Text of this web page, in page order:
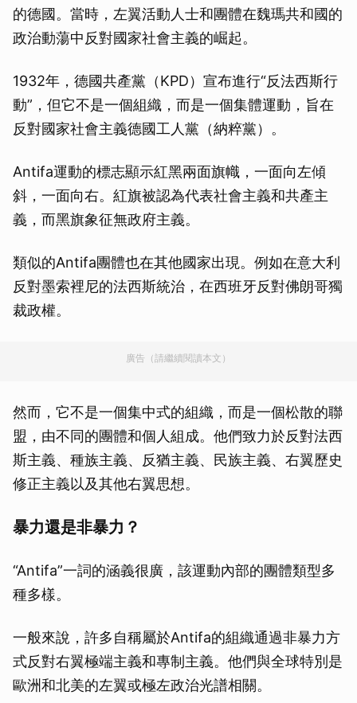
的德國。當時，左翼活動人士和團體在魏瑪共和國的
政治動蕩中反對國家社會主義的崛起。
1932年，德國共產黨（KPD）宣布進行“反法西斯行
動”，但它不是一個組織，而是一個集體運動，旨在
反對國家社會主義德國工人黨（納粹黨）。
Antifa運動的標志顯示紅黑兩面旗幟，一面向左傾
斜，一面向右。紅旗被認為代表社會主義和共產主
義，而黑旗象征無政府主義。
類似的Antifa團體也在其他國家出現。例如在意大利
反對墨索裡尼的法西斯統治，在西班牙反對佛朗哥獨
裁政權。
廣告（請繼續閱讀本文）
然而，它不是一個集中式的組織，而是一個松散的聯
盟，由不同的團體和個人組成。他們致力於反對法西
斯主義、種族主義、反猶主義、民族主義、右翼歷史
修正主義以及其他右翼思想。
暴力還是非暴力？
“Antifa”一詞的涵義很廣，該運動內部的團體類型多
種多樣。
一般來說，許多自稱屬於Antifa的組織通過非暴力方
式反對右翼極端主義和專制主義。他們與全球特別是
歐洲和北美的左翼或極左政治光譜相關。